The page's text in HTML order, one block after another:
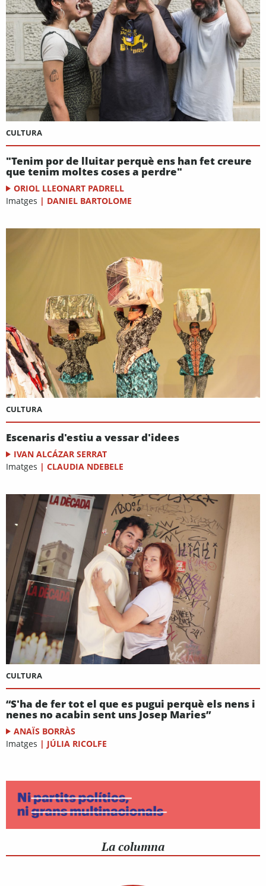
CULTURA
"Tenim por de lluitar perquè ens han fet creure
que tenim moltes coses a perdre"
ORIOL LLEONART PADRELL
Imatges | DANIEL BARTOLOME
CULTURA
Escenaris d'estiu a vessar d'idees
IVAN ALCÁZAR SERRAT
Imatges | CLAUDIA NDEBELE
CULTURA
“S'ha de fer tot el que es pugui perquè els nens i
nenes no acabin sent uns Josep Maries”
ANAÏS BORRÀS
Imatges | JÚLIA RICOLFE
La columna